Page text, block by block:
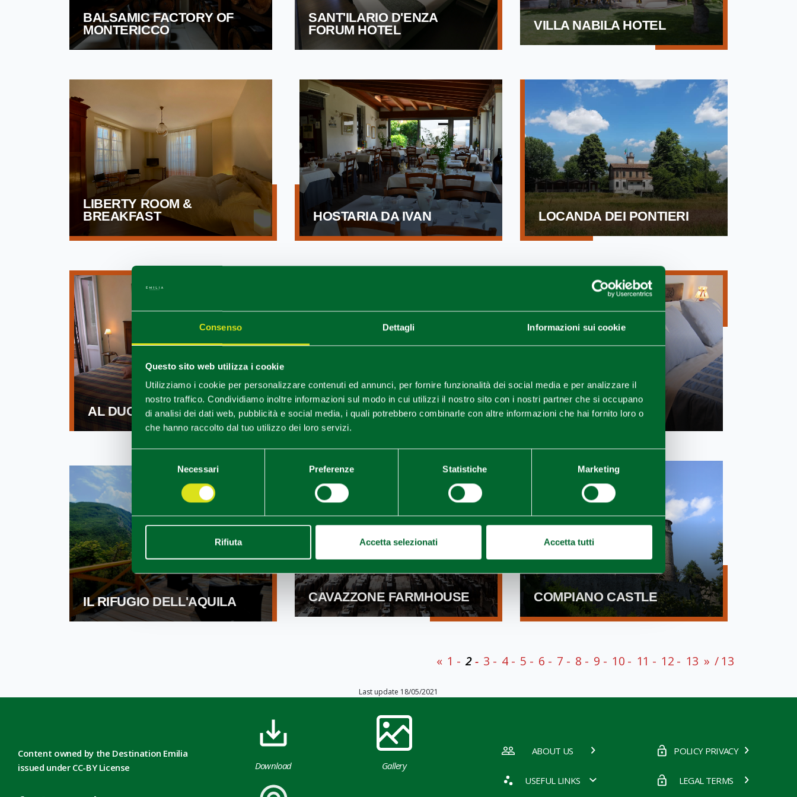
Consenso Dettagli Informazioni sui cookie
Questo sito web utilizza i cookie
Utilizziamo i cookie per personalizzare contenuti ed annunci, per fornire funzionalità dei social media e per analizzare il
nostro traffico. Condividiamo inoltre informazioni sul modo in cui utilizzi il nostro sito con i nostri partner che si occupano
di analisi dei dati web, pubblicità e social media, i quali potrebbero combinarle con altre informazioni che hai fornito loro o
che hanno raccolto dal tuo utilizzo dei loro servizi.
consenso
Necessari Preferenze Statistiche Marketing
Rifiuta Accetta selezionati Accetta tutti
BALSAMIC FACTORY OF
MONTERICCO
SANT'ILARIO D'ENZA
FORUM HOTEL
VILLA NABILA HOTEL
LIBERTY ROOM &
BREAKFAST
HOSTARIA DA IVAN LOCANDA DEI PONTIERI
AL DUCALE B&B
ROOM AND BREAKFAST LA
CASA DEI NONNI
B&B BRUNA
IL RIFUGIO DELL'AQUILA CAVAZZONE FARMHOUSE COMPIANO CASTLE
« 1 2 3 4 5 6 7 8 9 10 11 12 13 » / 13
Last update 18/05/2021
Content owned by the Destination Emilia
issued under CC-BY License
Download Gallery
ABOUT US POLICY PRIVACY
USEFUL LINKS LEGAL TERMS